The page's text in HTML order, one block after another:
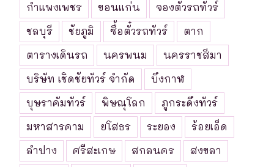
กำแพงเพชร
ขอนแก่น
จองตั๋วรถทัวร์
ชลบุรี
ชัยภูมิ ซื้อตั๋วรถทัวร์
ตาก
ตารางเดินรถ
นครพนม
นครราชสีมา
บริษัท เชิดชัยทัวร์ จำกัด
บึงกาฬ
บุษราคัมทัวร์
พิษณุโลก
ภูกระดึงทัวร์
มหาสารคาม
ยโสธร ระยอง
ร้อยเอ็ด
ลำปาง
ศรีสะเกษ สกลนคร
สงขลา